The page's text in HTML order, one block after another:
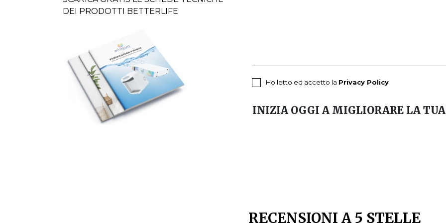
DEI PRODOTTI BETTERLIFE
Ho letto ed accetto la Privacy Policy
INIZIA OGGI A MIGLIORARE LA
RECENSIONI A 5 STELLE